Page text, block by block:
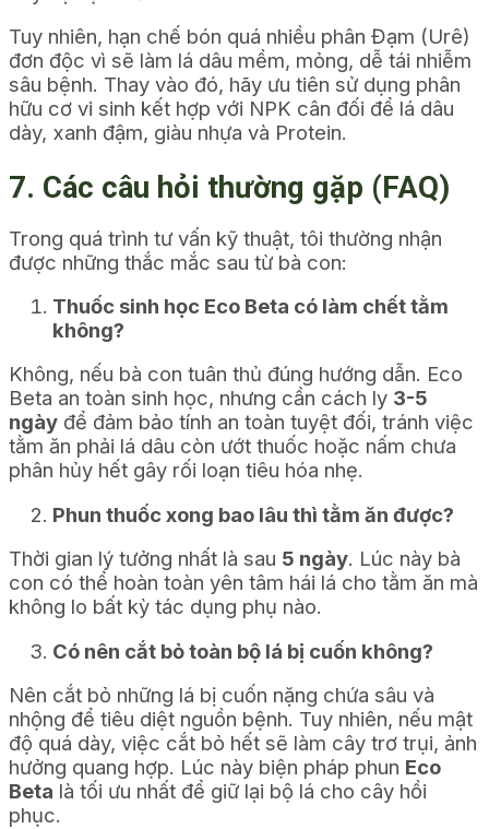
Tuy nhiên, hạn chế bón quá nhiều phân Đạm (Urê)
đơn độc vì sẽ làm lá dâu mềm, mỏng, dễ tái nhiễm
sâu bệnh. Thay vào đó, hãy ưu tiên sử dụng phân
hữu cơ vi sinh kết hợp với NPK cân đối để lá dâu
dày, xanh đậm, giàu nhựa và Protein.
7. Các câu hỏi thường gặp (FAQ)
Trong quá trình tư vấn kỹ thuật, tôi thường nhận
được những thắc mắc sau từ bà con:
Thuốc sinh học Eco Beta có làm chết tằm
không?
Không, nếu bà con tuân thủ đúng hướng dẫn. Eco
Beta an toàn sinh học, nhưng cần cách ly 3-5
ngày để đảm bảo tính an toàn tuyệt đối, tránh việc
tằm ăn phải lá dâu còn ướt thuốc hoặc nấm chưa
phân hủy hết gây rối loạn tiêu hóa nhẹ.
Phun thuốc xong bao lâu thì tằm ăn được?
Thời gian lý tưởng nhất là sau 5 ngày. Lúc này bà
con có thể hoàn toàn yên tâm hái lá cho tằm ăn mà
không lo bất kỳ tác dụng phụ nào.
Có nên cắt bỏ toàn bộ lá bị cuốn không?
Nên cắt bỏ những lá bị cuốn nặng chứa sâu và
nhộng để tiêu diệt nguồn bệnh. Tuy nhiên, nếu mật
độ quá dày, việc cắt bỏ hết sẽ làm cây trơ trụi, ảnh
hưởng quang hợp. Lúc này biện pháp phun Eco
Beta là tối ưu nhất để giữ lại bộ lá cho cây hồi
phục.